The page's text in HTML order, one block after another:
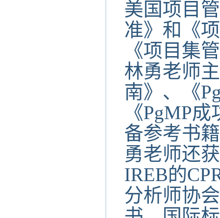
美国项目
准》和《
《项目集
林勇老师
南》、《
《PgMP
备参考书
勇老师还
IREB的
分析师协